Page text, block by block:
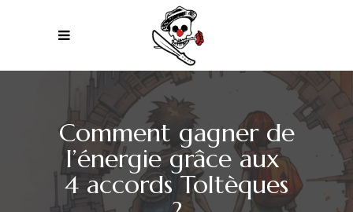
Comment gagner de
l’énergie grâce aux
4 accords Toltèques